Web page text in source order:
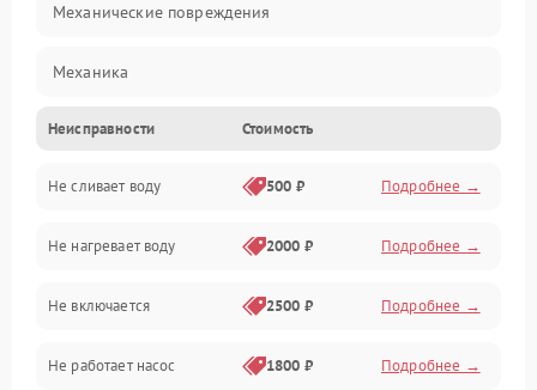
Механические повреждения
Механика
Управление
Электропитание
Датчики
Нагрев
Вода
Неисправности Стоимость
Не сливает воду 500 ₽ Подробнее →
Не нагревает воду 2000 ₽ Подробнее →
Не включается 2500 ₽ Подробнее →
Не работает насос 1800 ₽ Подробнее →